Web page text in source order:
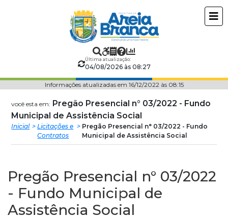
Prefeitura
Municipal
Areia
Branca
Última atualização:
04/08/2026 às 08:27
Informações atualizadas em 16/12/2022 às 08:15
você esta em: Pregão Presencial n° 03/2022 - Fundo
Municipal de Assistência Social
Inicial
Licitações e
Contratos
Pregão Presencial n° 03/2022 - Fundo
Municipal de Assistência Social
Pregão Presencial n° 03/2022
- Fundo Municipal de
Assistência Social